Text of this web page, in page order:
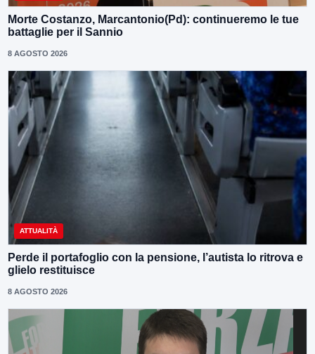
Morte Costanzo, Marcantonio(Pd): continueremo le tue
battaglie per il Sannio
8 AGOSTO 2026
ATTUALITÀ
Perde il portafoglio con la pensione, l’autista lo ritrova e
glielo restituisce
8 AGOSTO 2026